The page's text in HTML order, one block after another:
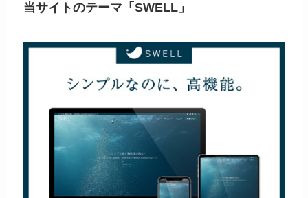
当サイトのテーマ「SWELL」